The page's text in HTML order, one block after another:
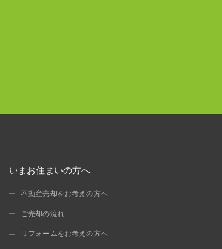
いまお住まいの方へ
不動産売却をお考えの方へ
ご売却の流れ
リフォームをお考えの方へ